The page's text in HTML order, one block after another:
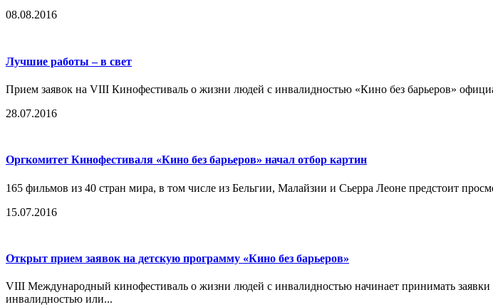
08.08.2016
Лучшие работы – в свет
Прием заявок на VIII Кинофестиваль о жизни людей с инвалидностью «Кино без барьеров»
28.07.2016
Оргкомитет Кинофестиваля «Кино без барьеров» начал отбор картин
165 фильмов из 40 стран мира, в том числе из Бельгии, Малайзии и Сьерра Леоне предстоит
15.07.2016
Открыт прием заявок на детскую программу «Кино без барьеров»
VIII Международный кинофестиваль о жизни людей с инвалидностью начинает принимать
инвалидностью или...